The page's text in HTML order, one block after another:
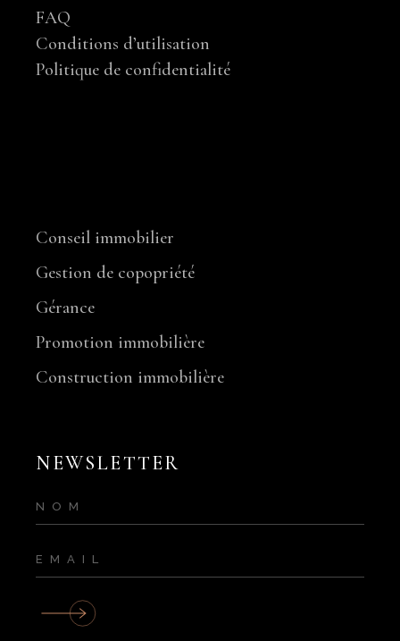
FAQ
Conditions d’utilisation
Politique de confidentialité
Conseil immobilier
Gestion de copopriété
Gérance
Promotion immobilière
Construction immobilière
NEWSLETTER